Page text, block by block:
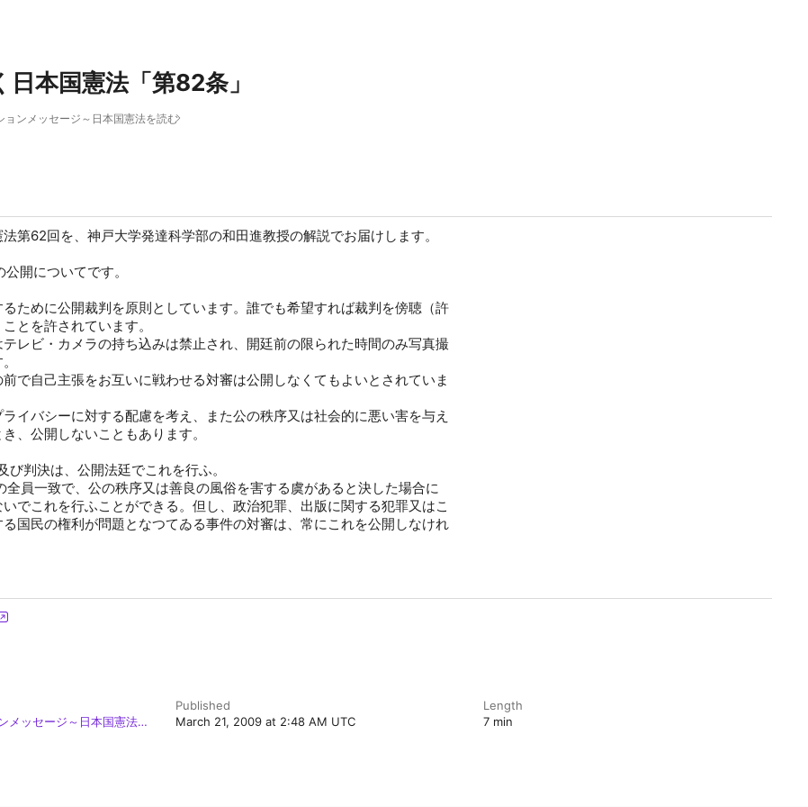
本国憲法「第82条」
ョンメッセージ～日本国憲法を読む
第62回を、神戸大学発達科学部の和田進教授の解説でお届けします。
開についてです。
ために公開裁判を原則としています。誰でも希望すれば裁判を傍聴（許
とを許されています。
レビ・カメラの持ち込みは禁止され、開廷前の限られた時間のみ写真撮
で自己主張をお互いに戦わせる対審は公開しなくてもよいとされていま
イバシーに対する配慮を考え、また公の秩序又は社会的に悪い害を与え
、公開しないこともあります。
判決は、公開法廷でこれを行ふ。
全員一致で、公の秩序又は善良の風俗を害する虞があると決した場合に
でこれを行ふことができる。但し、政治犯罪、出版に関する犯罪又はこ
国民の権利が問題となつてゐる事件の対審は、常にこれを公開しなけれ
メッセージ～日本国憲法を
Published
March 21, 2009 at 2:48 AM UTC
Length
7 min